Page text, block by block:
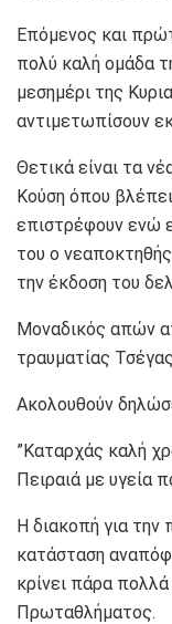
Επόμενος και
πολύ καλή ομάδα
μεσημέρι της
αντιμετωπίσουν
Θετικά είναι τα
Κούση όπου
επιστρέφουν ενώ
του ο
την έκδοση του
Μοναδικός απών
τραυματίας
Ακολουθούν
”Καταρχάς καλή
Πειραιά με υγεία
Η διακοπή για την
κατάσταση
κρίνει πάρα
Πρωταθλήματος.